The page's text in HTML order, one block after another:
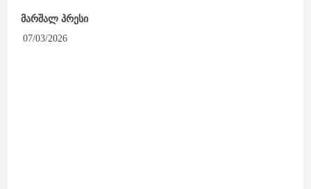
მარშალ პრესი
07/03/2026